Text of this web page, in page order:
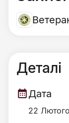
Деталі
Дата
22